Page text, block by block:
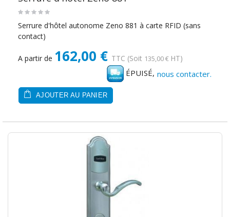
Serrure d'hôtel autonome Zeno 881 à carte RFID (sans
contact)
A partir de 162,00 € TTC (Soit 135,00 € HT)
ÉPUISÉ, nous contacter.
AJOUTER AU PANIER